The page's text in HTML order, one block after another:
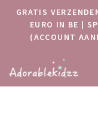
GRATIS
EURO IN BE |
(ACCOUNT